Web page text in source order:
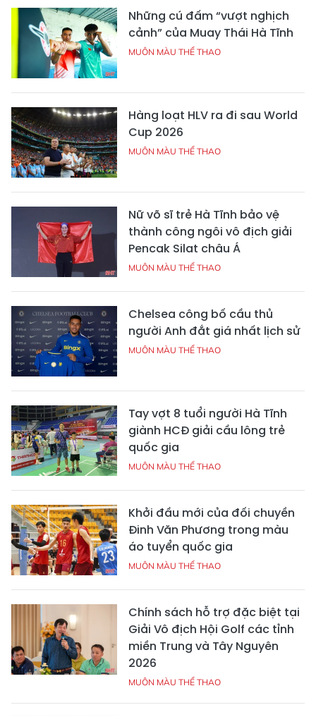
Những cú đấm “vượt nghịch
cảnh” của Muay Thái Hà Tĩnh
MUÔN MÀU THỂ THAO
Hàng loạt HLV ra đi sau World
Cup 2026
MUÔN MÀU THỂ THAO
Nữ võ sĩ trẻ Hà Tĩnh bảo vệ
thành công ngôi vô địch giải
Pencak Silat châu Á
MUÔN MÀU THỂ THAO
Chelsea công bố cầu thủ
người Anh đắt giá nhất lịch sử
MUÔN MÀU THỂ THAO
Tay vợt 8 tuổi người Hà Tĩnh
giành HCĐ giải cầu lông trẻ
quốc gia
MUÔN MÀU THỂ THAO
Khởi đầu mới của đối chuyền
Đinh Văn Phương trong màu
áo tuyển quốc gia
MUÔN MÀU THỂ THAO
Chính sách hỗ trợ đặc biệt tại
Giải Vô địch Hội Golf các tỉnh
miền Trung và Tây Nguyên
2026
MUÔN MÀU THỂ THAO